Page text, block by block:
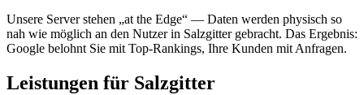
Unsere Server stehen „at the Edge“ — Daten werden physisch so
nah wie möglich an den Nutzer in Salzgitter gebracht. Das Ergebnis:
Google belohnt Sie mit Top-Rankings, Ihre Kunden mit Anfragen.
Leistungen für Salzgitter